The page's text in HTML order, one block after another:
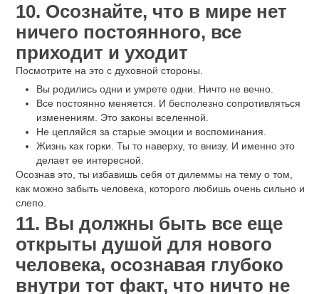
10. Осознайте, что в мире нет
ничего постоянного, все
приходит и уходит
Посмотрите на это с духовной стороны.
Вы родились одни и умрете одни. Ничто не вечно.
Все постоянно меняется. И бесполезно сопротивляться
изменениям. Это законы вселенной.
Не цепляйся за старые эмоции и воспоминания.
Жизнь как горки. Ты то наверху, то внизу. И именно это
делает ее интересной.
Осознав это, ты избавишь себя от дилеммы на тему о том,
как можно забыть человека, которого любишь очень сильно и
слепо.
11. Вы должны быть все еще
открыты душой для нового
человека, осознавая глубоко
внутри тот факт, что ничто не